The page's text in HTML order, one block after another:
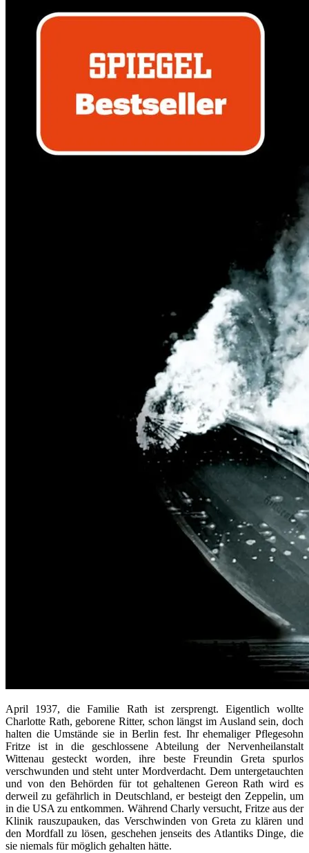
April 1937, die Familie Rath ist zersprengt. Eigentlich wollte
Charlotte Rath, geborene Ritter, schon längst im Ausland sein, doch
halten die Umstände sie in Berlin fest. Ihr ehemaliger Pflegesohn
Fritze ist in die geschlossene Abteilung der Nervenheilanstalt
Wittenau gesteckt worden, ihre beste Freundin Greta spurlos
verschwunden und steht unter Mordverdacht. Dem untergetauchten
und von den Behörden für tot gehaltenen Gereon Rath wird es
derweil zu gefährlich in Deutschland, er besteigt den Zeppelin, um
in die USA zu entkommen. Während Charly versucht, Fritze aus der
Klinik rauszupauken, das Verschwinden von Greta zu klären und
den Mordfall zu lösen, geschehen jenseits des Atlantiks Dinge, die
sie niemals für möglich gehalten hätte.